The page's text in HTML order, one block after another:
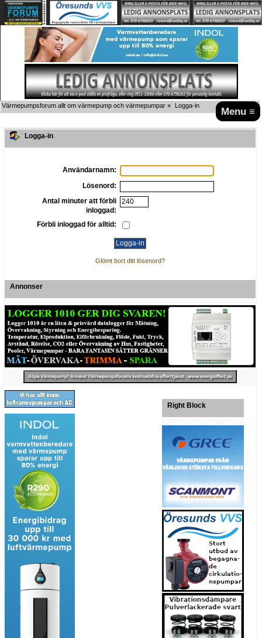
Menu ≡
Värmepumpsforum allt om värmepump och värmepumpar » Logga-in
Logga-in
Användarnamn:
Lösenord:
Antal minuter att förbli
inloggad:
Förbli inloggad för alltid:
Glömt bort ditt lösenord?
Annonser
Right Block